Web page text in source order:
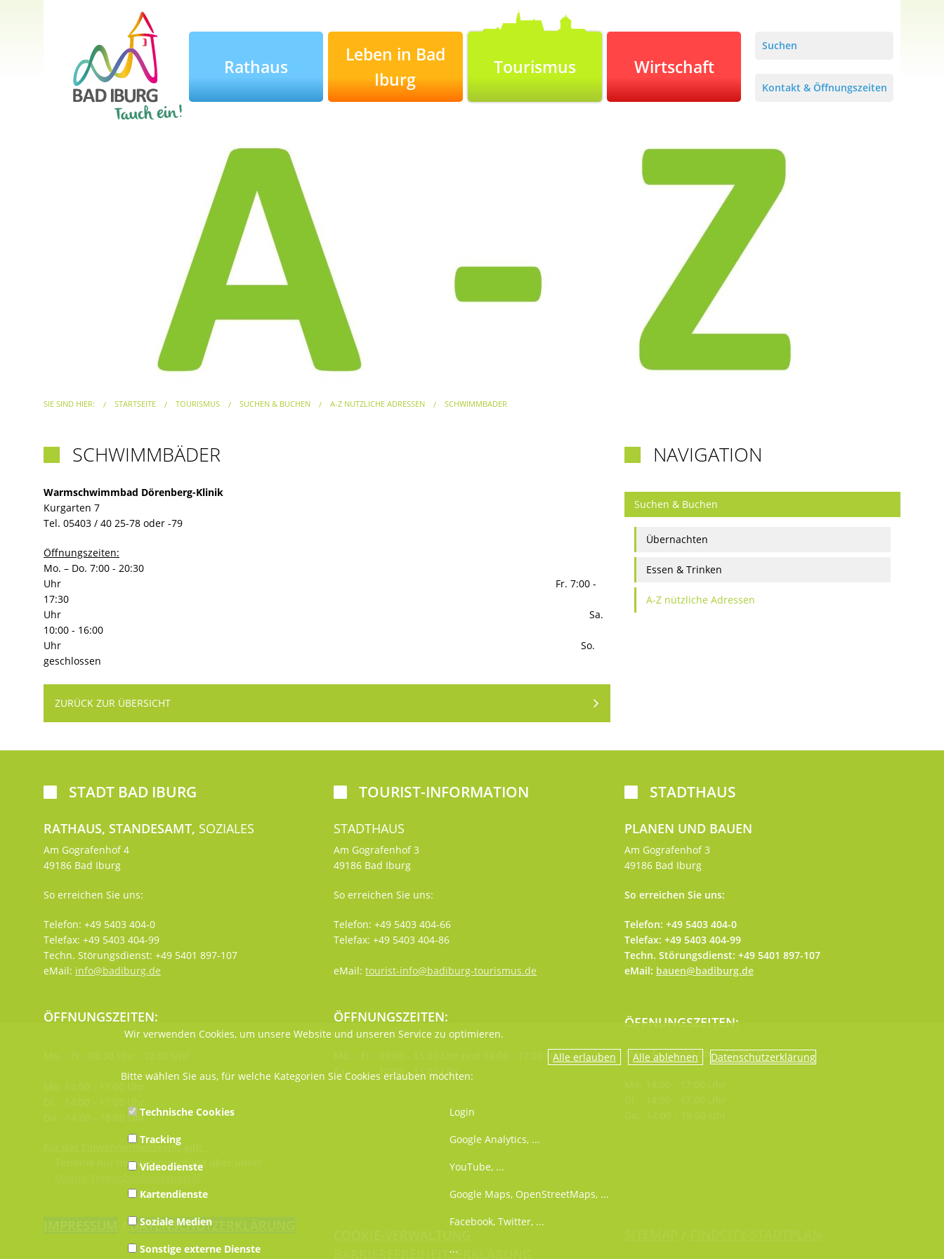
Rathaus
Leben in Bad
Iburg
Tourismus Wirtschaft
Suchen
Kontakt & Öffnungszeiten
SIE SIND HIER: STARTSEITE TOURISMUS SUCHEN & BUCHEN A-Z NÜTZLICHE ADRESSEN SCHWIMMBÄDER
SCHWIMMBÄDER
Warmschwimmbad Dörenberg-Klinik
Kurgarten 7
Tel. 05403 / 40 25-78 oder -79
Öffnungszeiten:
Mo. – Do. 7:00 - 20:30
Uhr Fr. 7:00 -
17:30
Uhr Sa.
10:00 - 16:00
Uhr So.
geschlossen
ZURÜCK ZUR ÜBERSICHT
NAVIGATION
Suchen & Buchen
Übernachten
Essen & Trinken
A-Z nützliche Adressen
STADT BAD IBURG
RATHAUS, STANDESAMT, SOZIALES
Am Gografenhof 4
49186 Bad Iburg
So erreichen Sie uns:
Telefon: +49 5403 404-0
Telefax: +49 5403 404-99
Techn. Störungsdienst: +49 5401 897-107
eMail: info@badiburg.de
ÖFFNUNGSZEITEN:
Do. 14:00 - 18:00 Uhr
Für das Einwohnermeldeamt gilt:
Termine nur mit Voranmeldung über unser
/DATENSCHUTZERKLÄRUNG
TOURIST-INFORMATION
STADTHAUS
Am Gografenhof 3
49186 Bad Iburg
So erreichen Sie uns:
Telefon: +49 5403 404-66
Telefax: +49 5403 404-86
eMail:tourist-info@badiburg-tourismus.de
ÖFFNUNGSZEITEN:
Mo. - Fr. 09:00 - 13:00 Uhr und 14:00 - 17:00 Uhr
Sa. 10:00 - 13:00 Uhr
BARRIEREFREIHEITSERKLÄRUNG
STADTHAUS
PLANEN UND BAUEN
Am Gografenhof 3
49186 Bad Iburg
So erreichen Sie uns:
Telefon: +49 5403 404-0
Telefax: +49 5403 404-99
Techn. Störungsdienst: +49 5401 897-107
eMail: bauen@badiburg.de
ÖFFNUNGSZEITEN:
Mo. - Fr. 08:30 Uhr - 12:00 Uhr
Wir verwenden Cookies, um unsere Website und unseren Service zu optimieren.
Datenschutzerklärung
Bitte wählen Sie aus, für welche Kategorien Sie Cookies erlauben möchten:
Technische Cookies Login
Tracking Google Analytics, ...
Videodienste YouTube, ...
Kartendienste Google Maps, OpenStreetMaps, ...
Soziale Medien Facebook, Twitter, ...
Sonstige externe Dienste ...